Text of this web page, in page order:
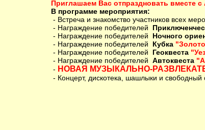
Приглашаем Вас отпраздновать вместе
В программе мероприятия:
- Встреча и знакомство участников всех
- Награждение победителей
- Награждение победителей Ночного
- Награждение победителей Кубка
- Награждение победителей Геоквеста
- Награждение победителей Автоквеста
- НОВАЯ МУЗЫКАЛЬНО-
- Концерт, дискотека, шашлыки и свободный